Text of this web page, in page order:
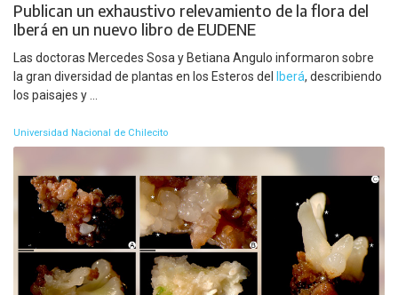
Publican un exhaustivo relevamiento de la flora del
Iberá en un nuevo libro de EUDENE
Las doctoras Mercedes Sosa y Betiana Angulo informaron sobre
la gran diversidad de plantas en los Esteros del Iberá, describiendo
los paisajes y ...
Universidad Nacional de Chilecito